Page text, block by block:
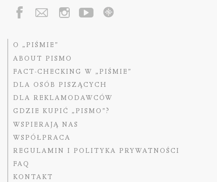
O „PIŚMIE”
ABOUT PISMO
FACT-CHECKING W „PIŚMIE”
DLA OSÓB PISZĄCYCH
DLA REKLAMODAWCÓW
GDZIE KUPIĆ „PISMO”?
WSPIERAJĄ NAS
WSPÓŁPRACA
REGULAMIN I POLITYKA PRYWATNOŚCI
FAQ
KONTAKT